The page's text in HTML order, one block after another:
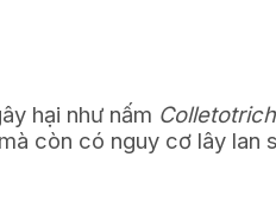
hại như nấm
còn có nguy cơ lây lan